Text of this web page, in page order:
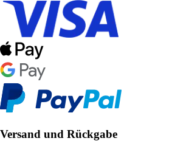
Versand und Rückgabe